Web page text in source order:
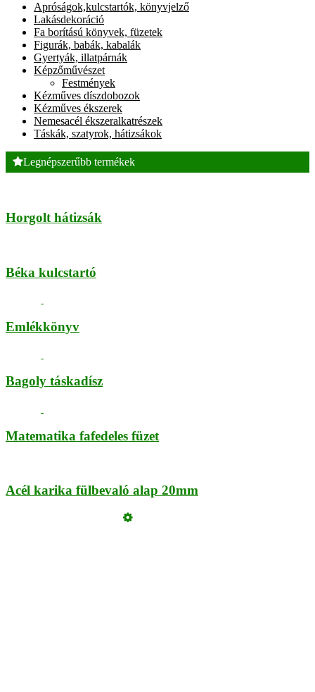
Apróságok,kulcstartók, könyvjelző
Lakásdekoráció
Fa borítású könyvek, füzetek
Figurák, babák, kabalák
Gyertyák, illatpárnák
Képzőművészet
Festmények
Kézműves díszdobozok
Kézműves ékszerek
Nemesacél ékszeralkatrészek
Táskák, szatyrok, hátizsákok
Legnépszerűbb termékek
Horgolt hátizsák
Béka kulcstartó
Emlékkönyv
Bagoly táskadísz
Matematika fafedeles füzet
Acél karika fülbevaló alap 20mm